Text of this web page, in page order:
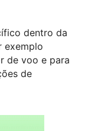
dentro da
exemplo
de voo e para
de